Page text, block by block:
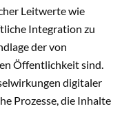
Leitwerte wie
Integration zu
der von
Öffentlichkeit sind.
digitaler
Prozesse, die Inhalte